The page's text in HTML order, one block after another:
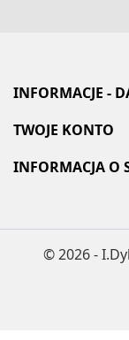
INFORMACJE -
TWOJE KONTO
INFORMACJA O
© 2026 -